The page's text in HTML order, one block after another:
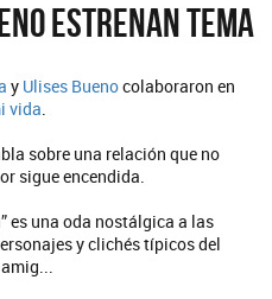
estrenan tema
y Ulises Buenocolaboraron en
vida.
sobre una relación que no
sigue encendida.
es una oda nostálgica a las
y clichés típicos del